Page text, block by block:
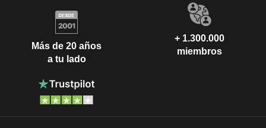
Más de 20 años
a tu lado
+ 1.300.000
miembros